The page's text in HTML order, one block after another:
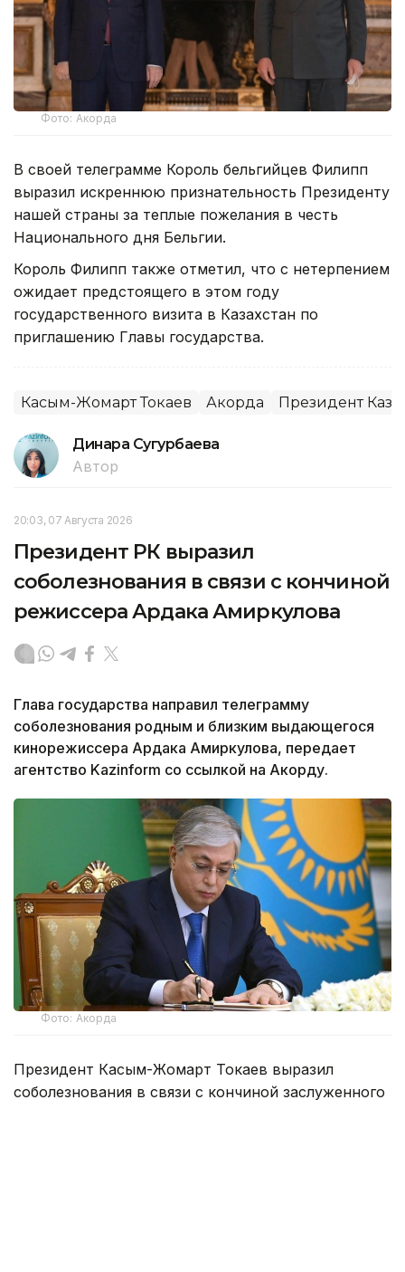
Фото: Акорда
В своей телеграмме Король бельгийцев Филипп
выразил искреннюю признательность Президенту
нашей страны за теплые пожелания в честь
Национального дня Бельгии.
Король Филипп также отметил, что с нетерпением
ожидает предстоящего в этом году
государственного визита в Казахстан по
приглашению Главы государства.
Касым-Жомарт Токаев Акорда Президент
Динара Сугурбаева
Автор
20:03, 07 Августа 2026
Президент РК выразил
соболезнования в связи с кончиной
режиссера Ардака Амиркулова
Глава государства направил телеграмму
соболезнования родным и близким выдающегося
кинорежиссера Ардака Амиркулова, передает
агентство Kazinform со ссылкой на Акорду.
Фото: Акорда
Президент Касым-Жомарт Токаев выразил
соболезнования в связи с кончиной заслуженного